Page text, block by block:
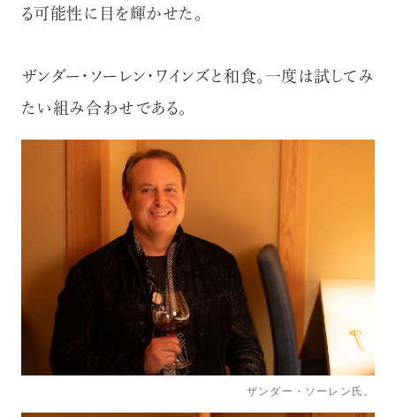
る可能性に目を輝かせた。
ザンダー・ソーレン・ワインズと和食。一度は試してみ
たい組み合わせである。
ザンダー・ソーレン氏。